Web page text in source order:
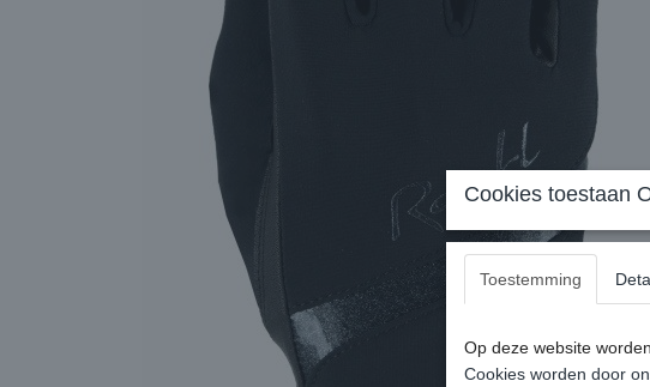
Cookies toestaan
Toestemming
Op deze website
Cookies worden door